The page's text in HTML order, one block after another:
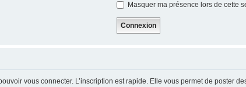
Masquer ma présence lors de cette
vous connecter. L’inscription est rapide. Elle vous permet de poster